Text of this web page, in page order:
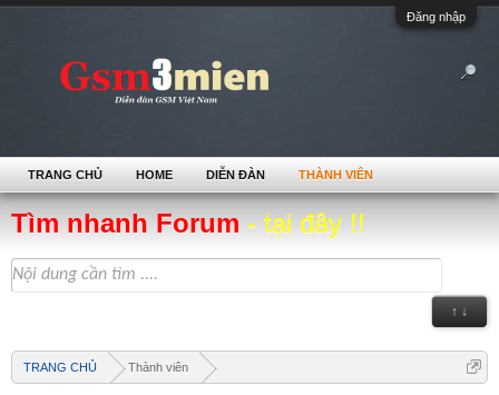
Đăng nhập
Tìm nhanh Forum - tại đây !!
↑ ↓
TRANG CHỦ Thành viên
TRANG CHỦ HOME DIỄN ĐÀN THÀNH VIÊN